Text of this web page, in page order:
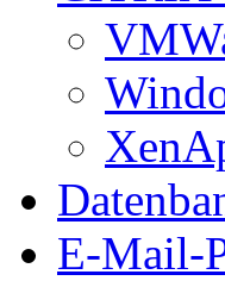
E-Mail-